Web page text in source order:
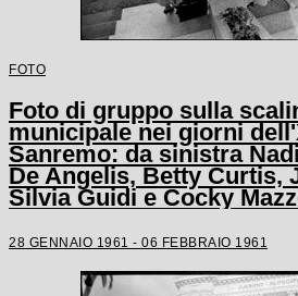
FOTO
Foto di gruppo sulla
municipale nei giorni
Sanremo: da sinistra
De Angelis, Betty Curtis,
Silvia Guidi e Cocky
28 GENNAIO 1961 - 06 FEBBRAIO 1961